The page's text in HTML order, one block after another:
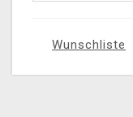
Wunschliste